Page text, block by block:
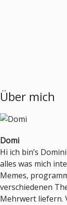
Über mich
Domi
Hi ich bin’s
alles was mich
Memes,
verschiedenen
Mehrwert liefern.